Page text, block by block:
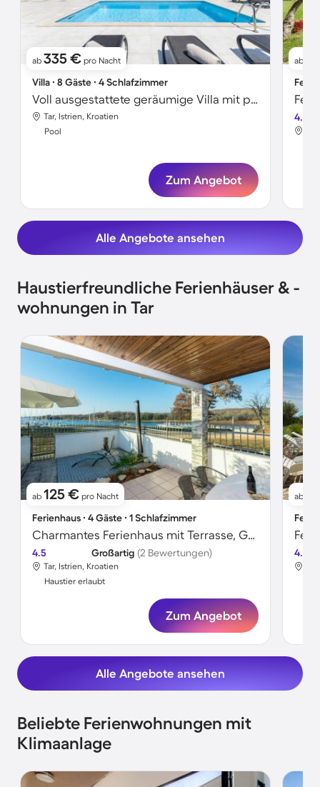
ab 335 € pro Nacht
Villa ∙ 8 Gäste ∙ 4 Schlafzimmer
Voll ausgestattete geräumige Villa mit privatem Pool, Grill und Terrasse
Tar, Istrien, Kroatien
Pool
Zum Angebot
ab
4.0
Alle Angebote ansehen
Haustierfreundliche Ferienhäuser & -
wohnungen in Tar
ab 125 € pro Nacht
Ferienhaus ∙ 4 Gäste ∙ 1 Schlafzimmer
Charmantes Ferienhaus mit Terrasse, Garten und Grill | Meerblick | Haustiere erlaubt
4.5 Großartig (2 Bewertungen)
Tar, Istrien, Kroatien
Haustier erlaubt
Zum Angebot
ab
4.2
Alle Angebote ansehen
Beliebte Ferienwohnungen mit
Klimaanlage